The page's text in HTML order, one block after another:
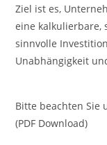
Ziel ist es,
eine kalkulierbare,
sinnvolle
Unabhängigkeit
Bitte beachten Sie
(PDF Download)